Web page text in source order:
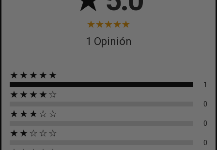
1 Opinión
★★★★★
1
★★★★☆
0
★★★☆☆
0
★★☆☆☆
0